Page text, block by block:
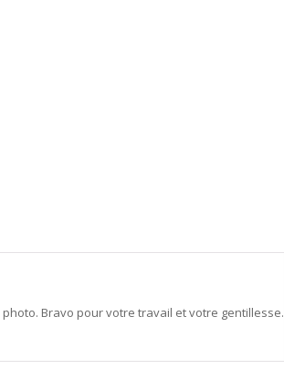
Bravo pour votre travail et votre gentillesse.